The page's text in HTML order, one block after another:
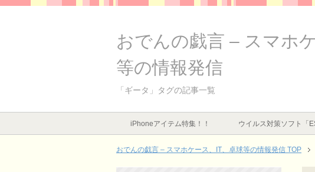
おでんの戯言 – スマホ
等の情報発信
「ギータ」タグの記事一覧
iPhoneアイテム特集！！ ウイルス対策ソフト「
おでんの戯言 – スマホケース、IT、卓球等の情報発信 TOP